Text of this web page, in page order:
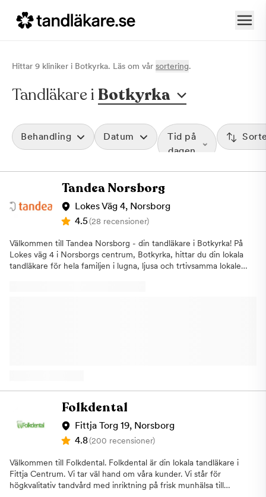
Hittar 9 kliniker i Botkyrka. Läs om vår sortering.
Tandläkare i Botkyrka
Behandling Datum
Tid på
dagen
Tandea Norsborg
Lokes Väg 4, Norsborg
4.5(28 recensioner)
Välkommen till Tandea Norsborg - din tandläkare i Botkyrka! På
Lokes väg 4 i Norsborgs centrum, Botkyrka, hittar du din lokala
tandläkare för hela familjen i lugna, ljusa och trtivsamma lokaler.
implantatbehandlingar samt estetisk tandvård. Vårt mål är att du
ska ha starka och friska tänder resten av livet och vi anpassar
alltid besöket utifrån dina egna förutsättningar och önskemål.
Bra öppettider Både barn, ungdomar och vuxna är välkomna till
oss. Vi har generösa öppettider, så förutom dagtid har vi även
tider på kvällar samt lördagar. Vi är anslutna till
Försäkringskassan och erbjuder möjligheten till delbetalning
räntefritt. Vårt team av professionella tandläkare och
tandhygienister arbetar hårt för att du ska känna dig trygg och
nöjd med vår tandvård. Varmt välkommen till din lokala
Folkdental
Fittja Torg 19, Norsborg
4.8(200 recensioner)
Välkommen till Folkdental. Folkdental är din lokala tandläkare i
Fittja Centrum. Vi tar väl hand om våra kunder. Vi står för
högkvalitativ tandvård med inriktning på frisk munhälsa till